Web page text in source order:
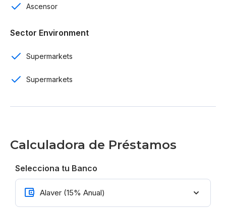
Cocina
Comedor
Balcón
Habitaciones de servicio
Gas Común
Seguridad 24/7
Cercano al parque Mirador Norte, colegios,
supermercados, bancos…
Ascensor
Sector Environment
Supermarkets
Supermarkets
Calculadora de Préstamos
Selecciona tu Banco